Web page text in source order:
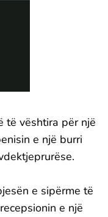
të vështira për një
e një burri
e sipërme të
e një